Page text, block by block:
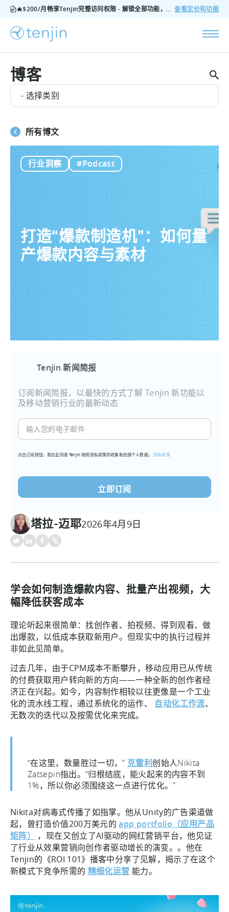
🔥$200/月畅享Tenjin完整访问权限 - 解锁全部功能，无隐藏费用，随时可取消 查看定价和功能
博客
- 选择类别
所有博文
行业洞察 #Podcast
打造“爆款制造机”：如何量
产爆款内容与素材
Tenjin 新闻简报
订阅新闻简报，以最快的方式了解 Tenjin 新功能以
及移动营销行业的最新动态
输
入
的
子
邮
(必
须填
写）
点击订阅按钮，我在此同意 Tenjin 按照隐私政策的收集和处理个人数据。隐私政策
塔拉-迈耶2026年4月9日
学会如何制造爆款内容、批量产出视频，大
幅降低获客成本
理论听起来很简单：找创作者、拍视频、得到观看、做
出爆款，以低成本获取新用户。但现实中的执行过程并
非如此见简单。
过去几年，由于CPM成本不断攀升，移动应用已从传统
的付费获取用户转向新的方向——一种全新的创作者经
济正在兴起。如今，内容制作相较以往更像是一个工业
化的流水线工程，通过系统化的运作、 自动化工作流、
无数次的迭代以及按需优化来完成。
“在这里，数量胜过一切，” 克雷利创始人Nikita
Zatsepin指出。“归根结底，能火起来的内容不到
1%，所以你必须围绕这一点进行优化。”
Nikita对病毒式传播了如指掌。他从Unity的广告渠道做
起，曾打造价值200万美元的app portfolio（应用产品
矩阵）
，现在又创立了AI驱动的网红营销平台，他见证
了行业从效果营销向创作者驱动增长的演变。。他在
Tenjin的《ROI 101》播客中分享了见解，揭示了在这个
新模式下竞争所需的 精细化运营 能力。